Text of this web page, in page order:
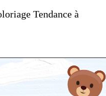
Tendance à